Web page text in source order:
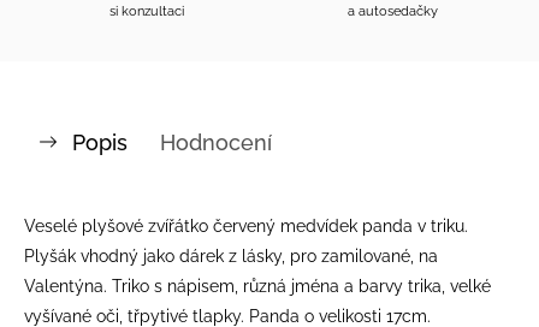
si konzultaci a autosedačky
Popis Hodnocení
Veselé plyšové zvířátko červený medvídek panda v triku.
Plyšák vhodný jako dárek z lásky, pro zamilované, na
Valentýna. Triko s nápisem, různá jména a barvy trika, velké
vyšívané oči, třpytivé tlapky. Panda o velikosti 17cm.